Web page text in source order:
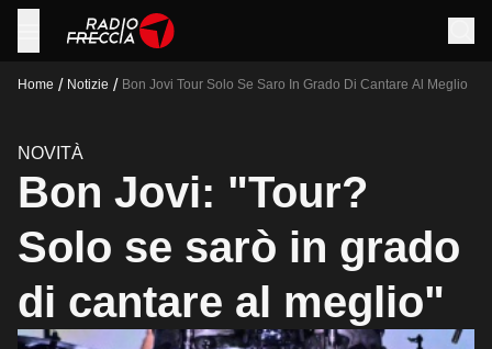
Home / Notizie / Bon Jovi Tour Solo Se Saro In Grado Di Cantare Al Meglio
NOVITÀ
Bon Jovi: "Tour?
Solo se sarò in grado
di cantare al meglio"